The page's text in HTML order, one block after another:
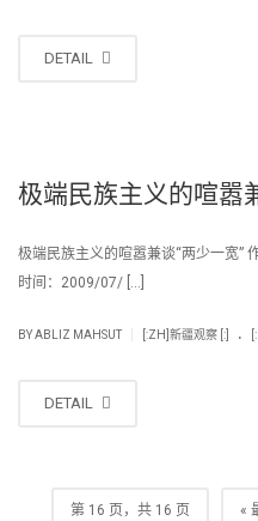
DETAIL
极端民族主义的喧嚣
极端民族主义的喧嚣兼谈“两少一宽
时间：2009/07/ […]
BYABLIZ MAHSUT [:ZH]新疆观察 [:] .
DETAIL
第 16 页，共 16 页 «